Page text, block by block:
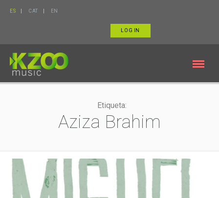
ES CAT EN
LOG IN
Etiqueta:
Aziza Brahim